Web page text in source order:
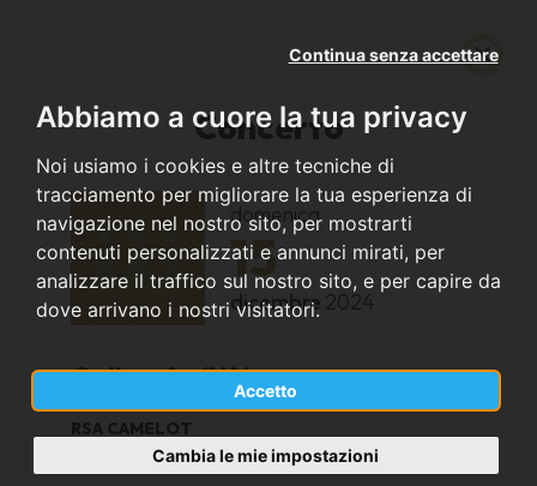
Abbiamo a cuore la tua privacy
Noi usiamo i cookies e altre tecniche di
tracciamento per migliorare la tua esperienza di
navigazione nel nostro sito, per mostrarti
contenuti personalizzati e annunci mirati, per
analizzare il traffico sul nostro sito, e per capire da
dove arrivano i nostri visitatori.
Accetto
Continua senza accettare
Cambia le mie impostazioni
Concerto
domenica
15
dicembre 2024
Gallarate (VA)
RSA CAMELOT